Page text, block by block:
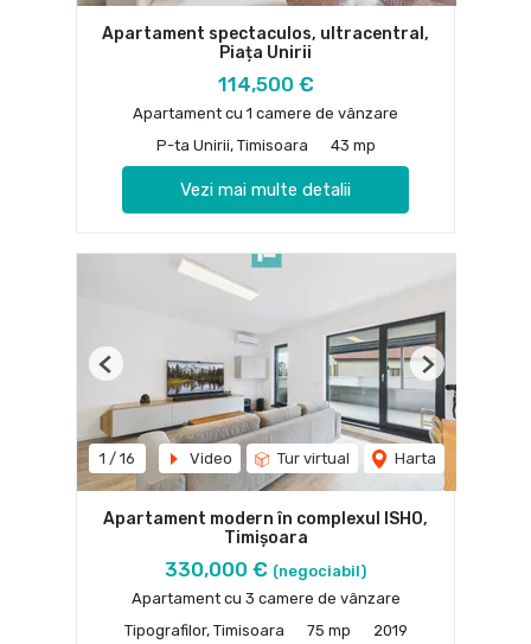
Apartament spectaculos, ultracentral,
Piața Unirii
114,500 €
Apartament cu 1 camere de vânzare
P-ta Unirii, Timisoara
43 mp
Vezi mai multe detalii
1 / 16 Video Tur virtual Harta
Previous Next
Apartament modern în complexul ISHO,
Timișoara
330,000 € (negociabil)
Apartament cu 3 camere de vânzare
Tipografilor, Timisoara
75 mp 2019